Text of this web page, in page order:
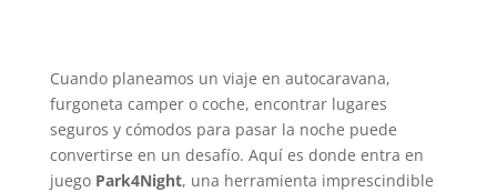
Cuando planeamos un viaje en autocaravana,
furgoneta camper o coche, encontrar lugares
seguros y cómodos para pasar la noche puede
convertirse en un desafío. Aquí es donde entra en
juego Park4Night, una herramienta imprescindible